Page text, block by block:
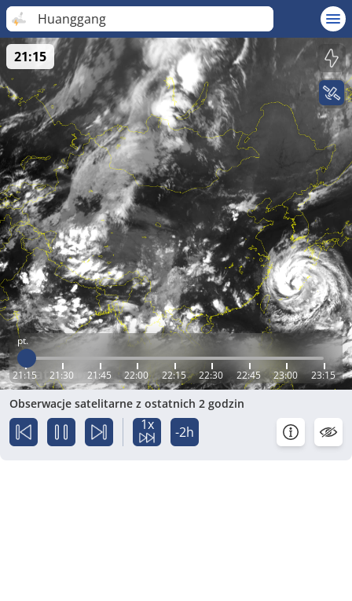
Huanggang
pt.
21:15 21:30 21:45 22:00 22:15 22:30 22:45 23:00 23:15
21:15
Obserwacje satelitarne z ostatnich 2 godzin
1x -2h